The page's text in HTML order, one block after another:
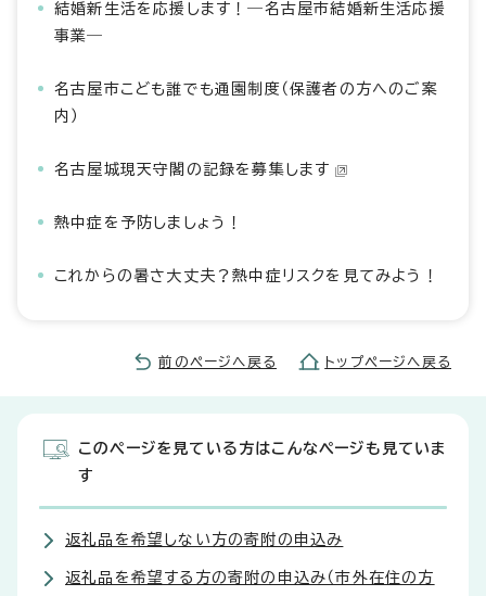
結婚新生活を応援します！―名古屋市結婚新生活応援
事業―
名古屋市こども誰でも通園制度（保護者の方へのご案
内）
名古屋城現天守閣の記録を募集します
熱中症を予防しましょう！
これからの暑さ大丈夫？熱中症リスクを見てみよう！
前のページへ戻る トップページへ戻る
このページを見ている方はこんなページも見ていま
す
返礼品を希望しない方の寄附の申込み
返礼品を希望する方の寄附の申込み（市外在住の方